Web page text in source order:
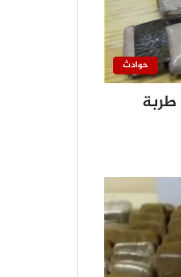
حوادث
القبض على عاطل بحوزته 75 طربة